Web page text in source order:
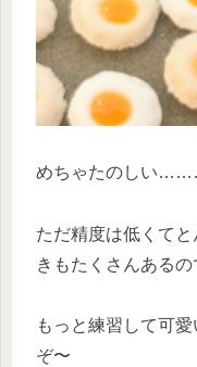
めちゃたのしい
ただ精度は低くて
きもたくさんある
もっと練習して可
ぞ〜